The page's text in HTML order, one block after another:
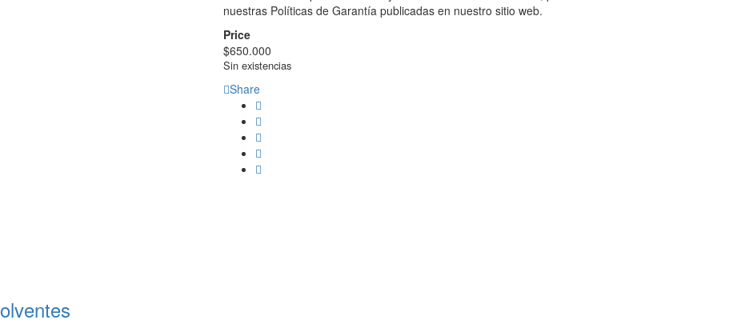
nuestras Políticas de Garantía publicadas en nuestro sitio web.
Price
$650.000
Sin existencias
Share